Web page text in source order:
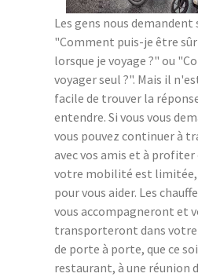
Les gens nous demandent
"Comment puis-je être
lorsque je voyage ?" ou
voyager seul ?". Mais il
facile de trouver la
entendre. Si vous vous
vous pouvez continuer à
avec vos amis et à profiter
votre mobilité est limitée,
pour vous aider. Les
vous accompagneront et
transporteront dans
de porte à porte, que ce
restaurant, à une réunion